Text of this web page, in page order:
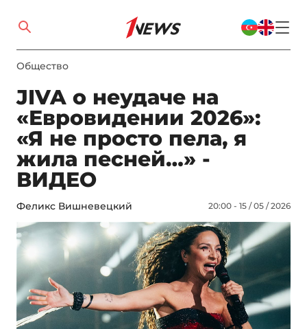
Общество
JIVA о неудаче на
«Евровидении 2026»:
«Я не просто пела, я
жила песней…» -
ВИДЕО
Феликс Вишневецкий 20:00 - 15 / 05 / 2026